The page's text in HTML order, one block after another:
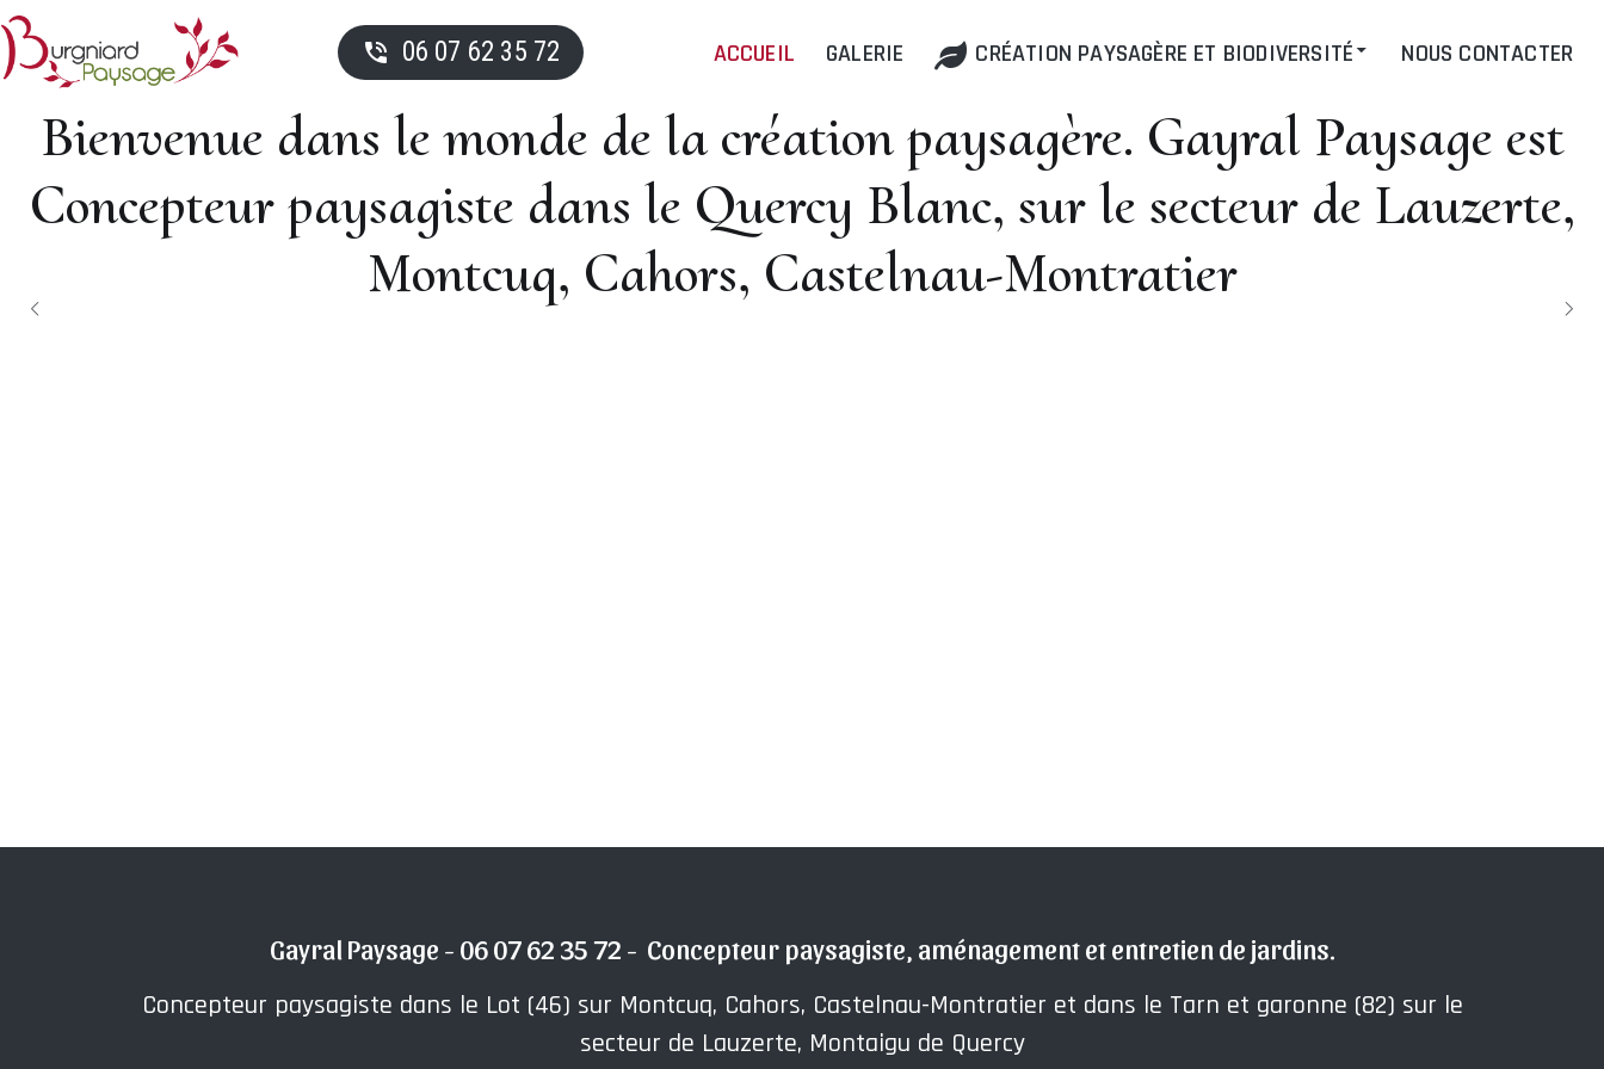
06 07 62 35 72 ACCUEIL GALERIE CRÉATION PAYSAGÈRE ET BIODIVERSITÉ NOUS CONTACTER
Bienvenue dans le monde de la création paysagère. Gayral Paysage est
Concepteur paysagiste dans le Quercy Blanc, sur le secteur de Lauzerte,
Montcuq, Cahors, Castelnau-Montratier
Gayral Paysage - 06 07 62 35 72 - Concepteur paysagiste, aménagement et entretien de jardins.
Concepteur paysagiste dans le Lot (46) sur Montcuq, Cahors, Castelnau-Montratier et dans le Tarn et garonne (82) sur le
secteur de Lauzerte, Montaigu de Quercy